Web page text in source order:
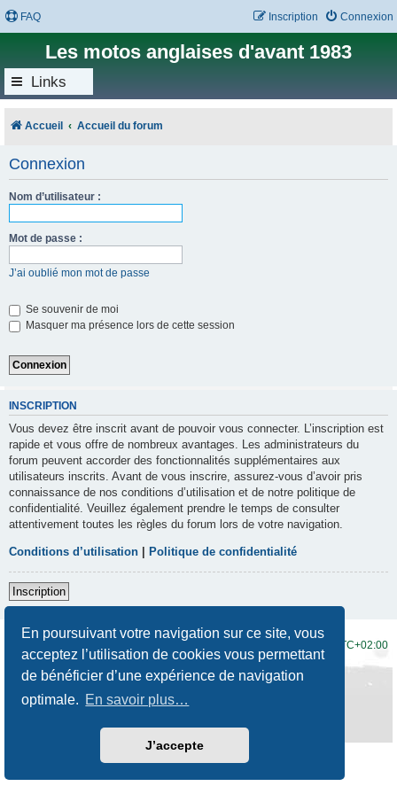
En poursuivant votre navigation sur ce site, vous
acceptez l’utilisation de cookies vous permettant
de bénéficier d’une expérience de navigation
optimale. En savoir plus…
J’accepte
FAQ Connexion
Inscription
Les motos anglaises d'avant 1983
Links
Accueil Accueil du forum
Connexion
Nom d’utilisateur :
Mot de passe :
J’ai oublié mon mot de passe
Se souvenir de moi
Masquer ma présence lors de cette session
INSCRIPTION
Vous devez être inscrit avant de pouvoir vous connecter. L’inscription est
rapide et vous offre de nombreux avantages. Les administrateurs du
forum peuvent accorder des fonctionnalités supplémentaires aux
utilisateurs inscrits. Avant de vous inscrire, assurez-vous d’avoir pris
connaissance de nos conditions d’utilisation et de notre politique de
confidentialité. Veuillez également prendre le temps de consulter
attentivement toutes les règles du forum lors de votre navigation.
Conditions d’utilisation Politique de confidentialité
Inscription
UTC+02:00
Développé par phpBB® Forum Software © phpBB Limited
Traduction française officielle
Prosilver New Edition
Confidentialité|Conditions